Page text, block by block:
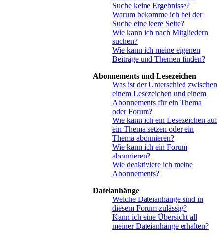
Suche keine Ergebnisse?
Warum bekomme ich bei der
Suche eine leere Seite?
Wie kann ich nach Mitgliedern
suchen?
Wie kann ich meine eigenen
Beiträge und Themen finden?
Abonnements und Lesezeichen
Was ist der Unterschied zwischen
einem Lesezeichen und einem
Abonnements für ein Thema
oder Forum?
Wie kann ich ein Lesezeichen auf
ein Thema setzen oder ein
Thema abonnieren?
Wie kann ich ein Forum
abonnieren?
Wie deaktiviere ich meine
Abonnements?
Dateianhänge
Welche Dateianhänge sind in
diesem Forum zulässig?
Kann ich eine Übersicht all
meiner Dateianhänge erhalten?